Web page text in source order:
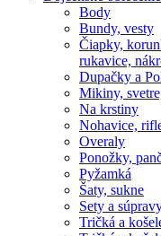
Body
Bundy, vesty
Čiapky,
rukavice,
Dupačky a
Mikiny,
Na krstiny
Nohavice,
Overaly
Ponožky,
Pyžamká
Šaty, sukne
Sety a
Tričká a